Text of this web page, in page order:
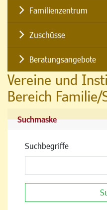
Familienzentrum
Zuschüsse
Beratungsangebote
Vereine und
Bereich Familie/
Suchmaske
Suchbegriffe